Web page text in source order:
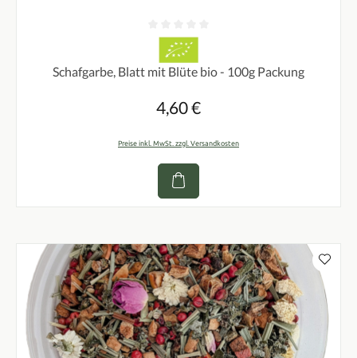
Durchschnittliche Bewertung von 0 von 5 Sternen
Schafgarbe, Blatt mit Blüte bio - 100g Packung
Regulärer Preis:
4,60 €
Preise inkl. MwSt. zzgl. Versandkosten